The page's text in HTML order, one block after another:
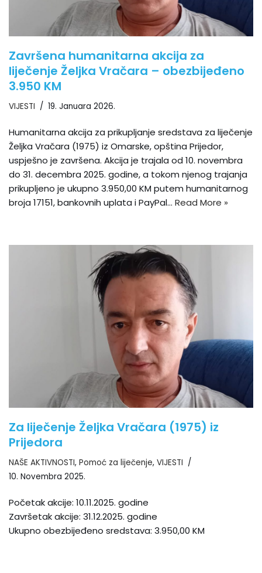
Završena humanitarna akcija za
liječenje Željka Vračara – obezbijeđeno
3.950 KM
VIJESTI 19. Januara 2026.
Humanitarna akcija za prikupljanje sredstava za liječenje
Željka Vračara (1975) iz Omarske, opština Prijedor,
uspješno je završena. Akcija je trajala od 10. novembra
do 31. decembra 2025. godine, a tokom njenog trajanja
prikupljeno je ukupno 3.950,00 KM putem humanitarnog
broja 17151, bankovnih uplata i PayPal… Read More »
Za liječenje Željka Vračara (1975) iz
Prijedora
NAŠE AKTIVNOSTI, Pomoć za liječenje, VIJESTI
10. Novembra 2025.
Početak akcije: 10.11.2025. godine
Završetak akcije: 31.12.2025. godine
Ukupno obezbijeđeno sredstava: 3.950,00 KM